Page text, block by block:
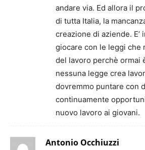
andare via. Ed allora il
di tutta Italia, la
creazione di aziende.
giocare con le leggi che
del lavoro perchè ormai
nessuna legge crea
dovremmo puntare con
continuamente
nuovo lavoro ai giovani.
Antonio Occhiuzzi